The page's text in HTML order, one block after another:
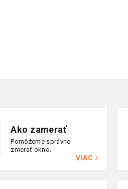
Ako zamerať
Pomôžeme správne
zmerať okno.
VIAC